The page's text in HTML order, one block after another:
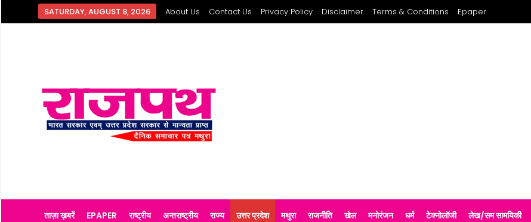
SATURDAY, AUGUST 8, 2026 About Us Contact Us Privacy Policy Disclaimer Terms & Conditions Epaper
ताज़ा ख़बरें EPAPER राष्ट्रीय अन्तराष्ट्रीय राज्य उत्तर प्रदेश मथुरा राजनीति खेल मनोरंजन धर्म टेक्नोलॉजी लेख/सम सामयिकी